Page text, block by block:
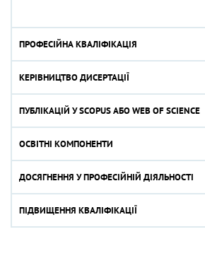
ПРОФЕСІЙНА КВАЛІФІКАЦІЯ
КЕРІВНИЦТВО ДИСЕРТАЦІЇ
ПУБЛІКАЦІЙ У SCOPUS АБО WEB OF SCIENCE
ОСВІТНІ КОМПОНЕНТИ
ДОСЯГНЕННЯ У ПРОФЕСІЙНІЙ ДІЯЛЬНОСТІ
ПІДВИЩЕННЯ КВАЛІФІКАЦІЇ